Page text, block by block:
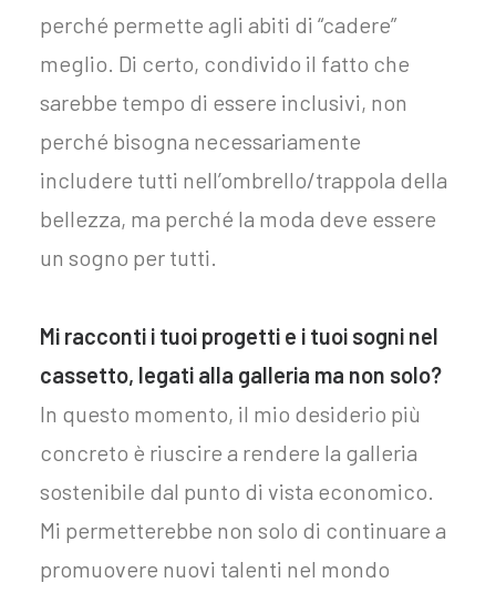
perché permette agli abiti di “cadere”
meglio. Di certo, condivido il fatto che
sarebbe tempo di essere inclusivi, non
perché bisogna necessariamente
includere tutti nell’ombrello/trappola della
bellezza, ma perché la moda deve essere
un sogno per tutti.
Mi racconti i tuoi progetti e i tuoi sogni nel
cassetto, legati alla galleria ma non solo?
In questo momento, il mio desiderio più
concreto è riuscire a rendere la galleria
sostenibile dal punto di vista economico.
Mi permetterebbe non solo di continuare a
promuovere nuovi talenti nel mondo